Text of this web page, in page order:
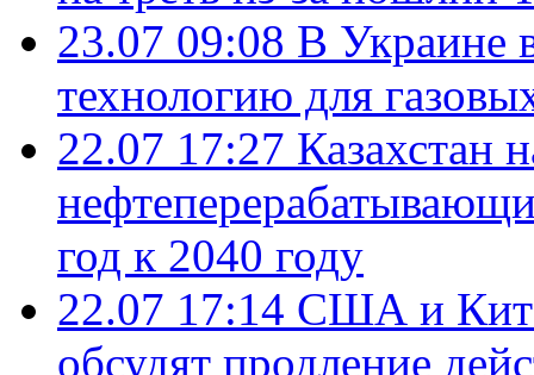
23.07 09:08 В Украине
технологию для
22.07 17:27 Казахстан
год к 2040 году
22.07 17:14 США и
обсудят продление